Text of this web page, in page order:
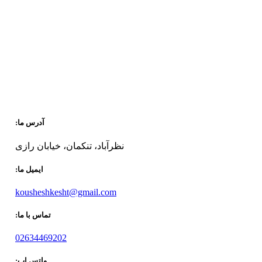
آدرس ما:
نظرآباد، تنکمان، خیابان رازی
ایمیل ما:
kousheshkesht@gmail.com
تماس با ما:
02634469202